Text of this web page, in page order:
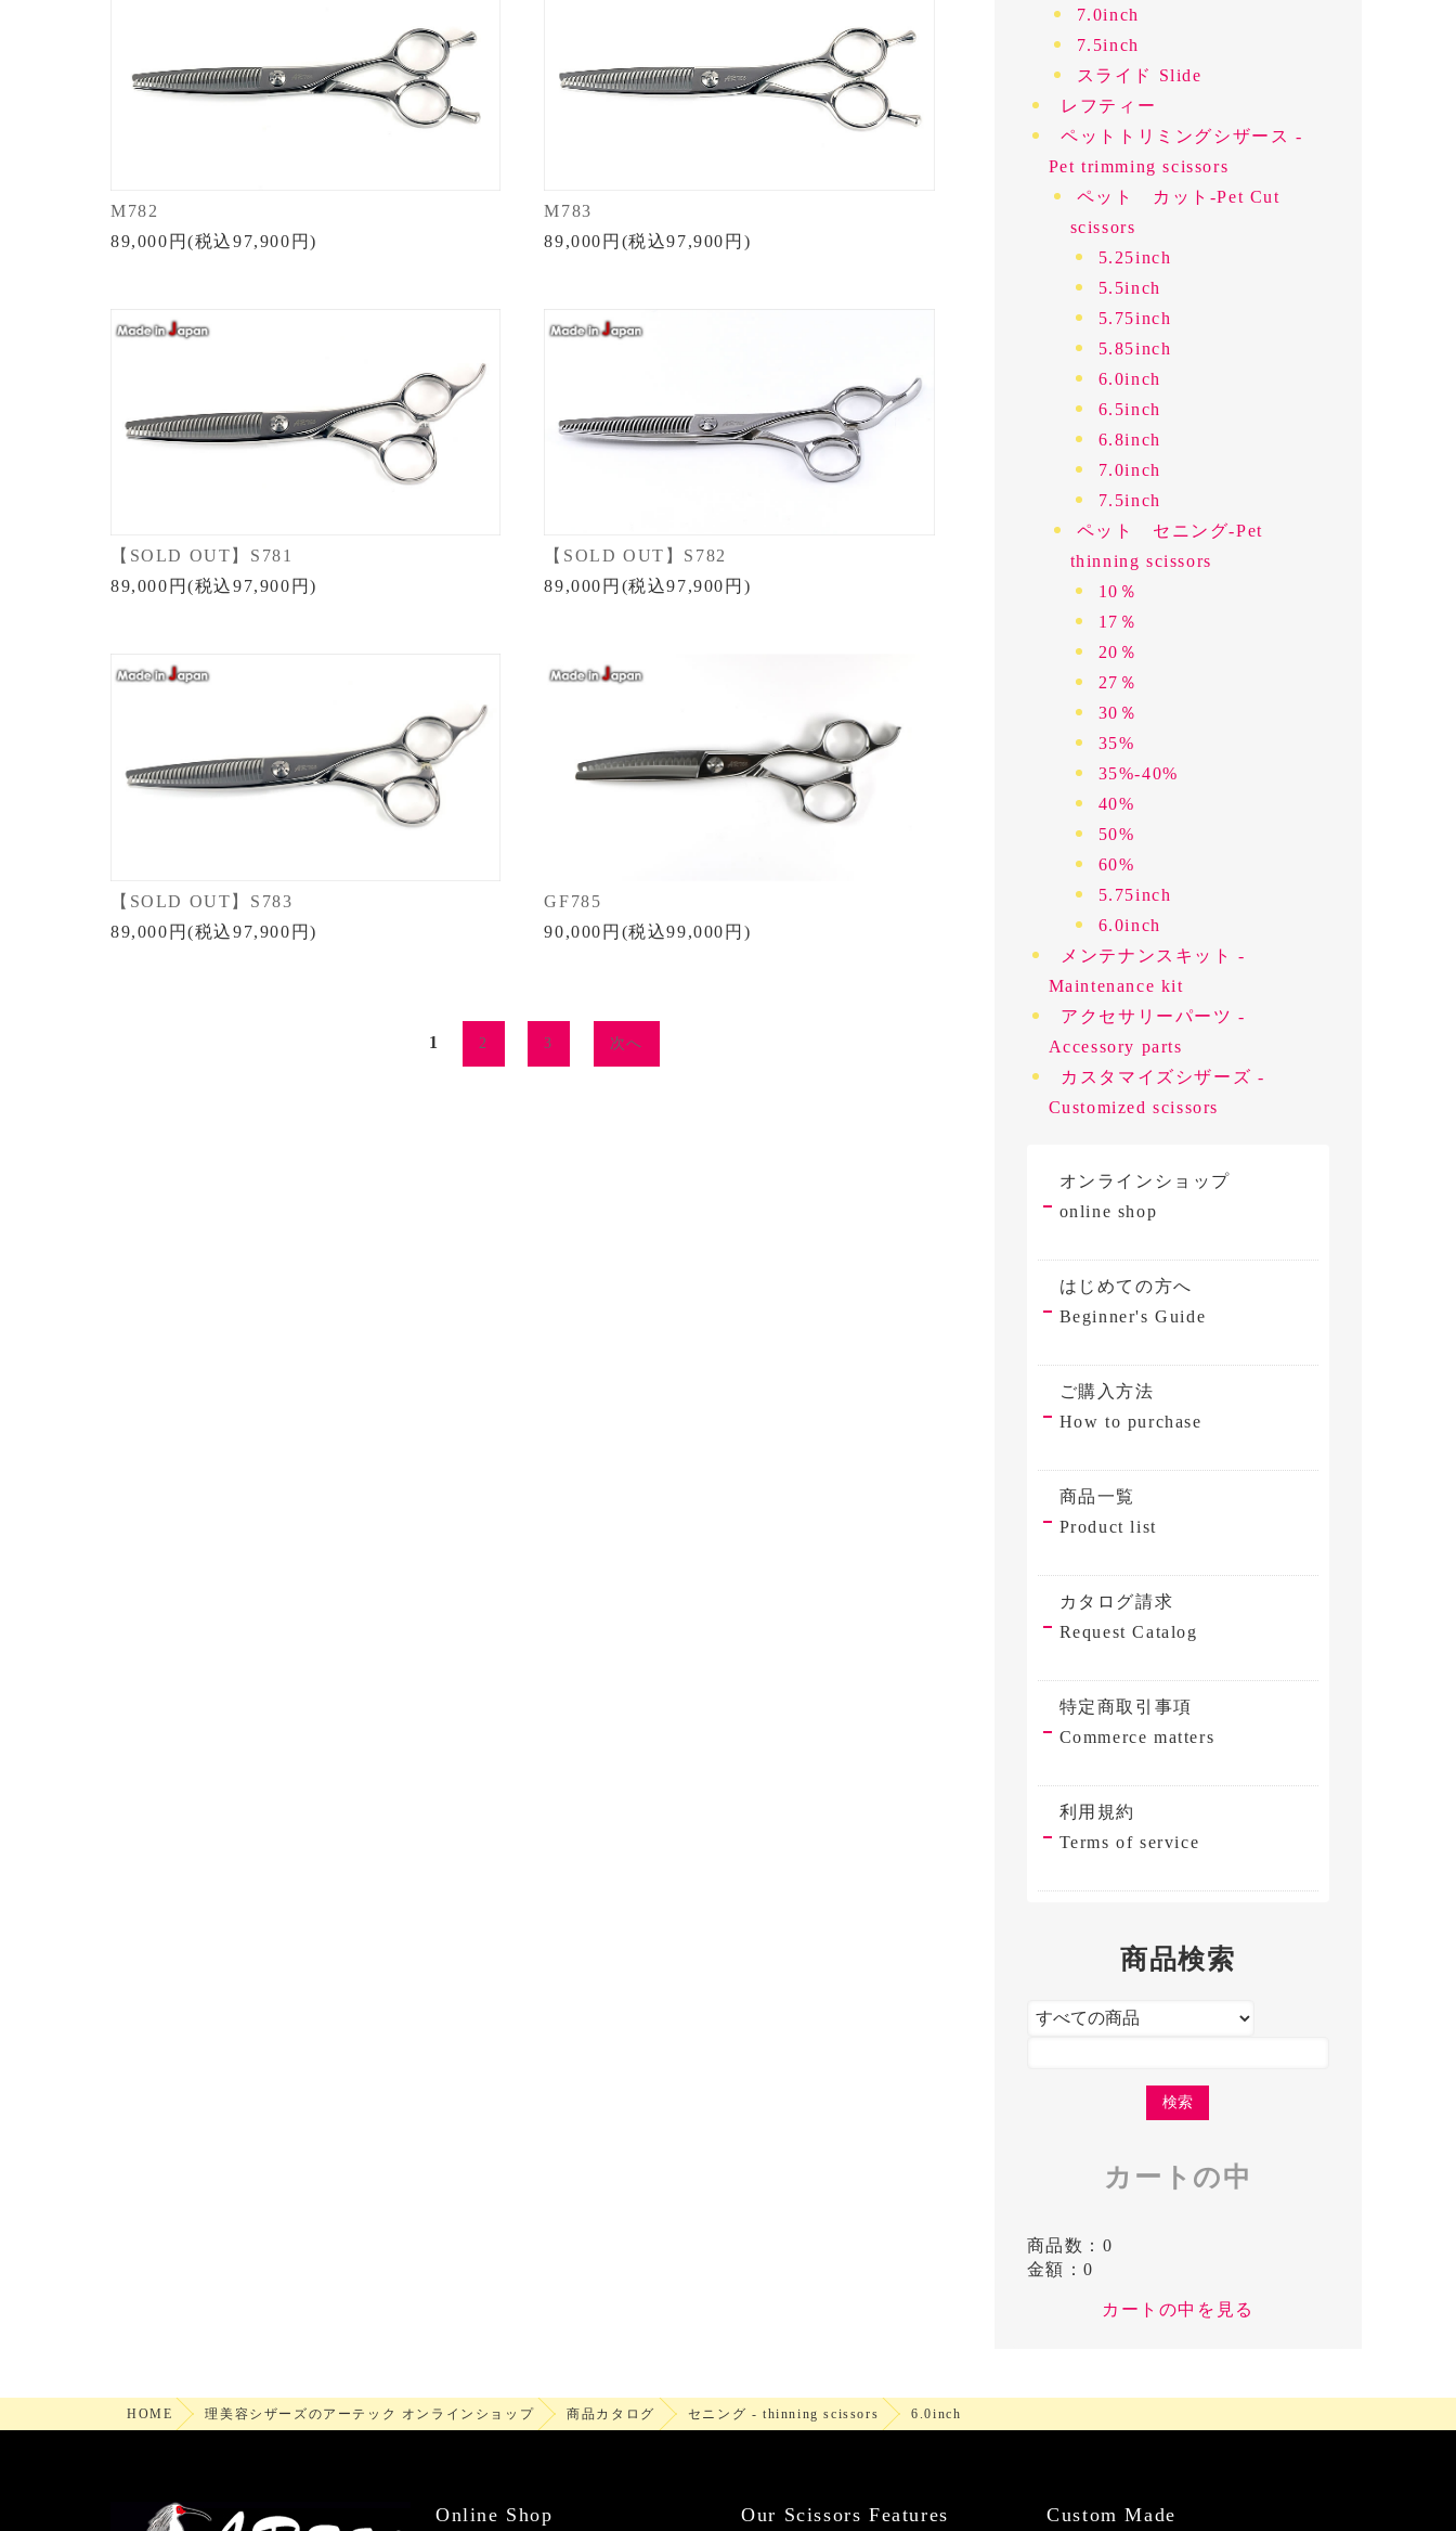
M782
89,000円(税込97,900円)
M783
89,000円(税込97,900円)
【SOLD OUT】S781
89,000円(税込97,900円)
【SOLD OUT】S782
89,000円(税込97,900円)
【SOLD OUT】S783
89,000円(税込97,900円)
GF785
90,000円(税込99,000円)
1 2 3 次へ
7.0inch
7.5inch
スライド Slide
レフティー
ペットトリミングシザース -
Pet trimming scissors
ペット カット-Pet Cut
scissors
5.25inch
5.5inch
5.75inch
5.85inch
6.0inch
6.5inch
6.8inch
7.0inch
7.5inch
ペット セニング-Pet
thinning scissors
10％
17％
20％
27％
30％
35%
35%-40%
40%
50%
60%
5.75inch
6.0inch
メンテナンスキット -
Maintenance kit
アクセサリーパーツ -
Accessory parts
カスタマイズシザーズ -
Customized scissors
オンラインショップ
online shop
はじめての方へ
Beginner's Guide
ご購入方法
How to purchase
商品一覧
Product list
カタログ請求
Request Catalog
特定商取引事項
Commerce matters
利用規約
Terms of service
商品検索
カートの中
商品数：0
金額：0
カートの中を見る
HOME 理美容シザーズのアーテック オンラインショップ 商品カタログ セニング - thinning scissors 6.0inch
Online Shop Our Scissors Features Custom Made